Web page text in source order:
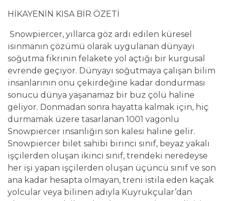
HİKAYENİN KISA BİR ÖZETİ
Snowpiercer, yıllarca göz ardı edilen küresel
ısınmanın çözümü olarak uygulanan dünyayı
soğutma fikrinin felakete yol açtığı bir kurgusal
evrende geçiyor. Dünyayı soğutmaya çalışan bilim
insanlarının onu çekirdeğine kadar dondurması
sonucu dünya yaşanamaz bir buz çölü haline
geliyor. Donmadan sonra hayatta kalmak için, hiç
durmamak üzere tasarlanan 1001 vagonlu
Snowpiercer insanlığın son kalesi haline gelir.
Snowpiercer bilet sahibi birinci sınıf, beyaz yakalı
işçilerden oluşan ikinci sınıf, trendeki neredeyse
her işi yapan işçilerden oluşan üçüncü sınıf ve son
ana kadar hesapta olmayan, treni istila eden kaçak
yolcular veya bilinen adıyla Kuyrukçular’dan